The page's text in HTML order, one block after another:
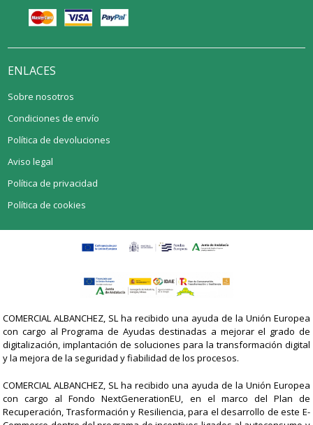
ENLACES
Sobre nosotros
Condiciones de envío
Política de devoluciones
Aviso legal
Política de privacidad
Política de cookies
COMERCIAL ALBANCHEZ, SL ha recibido una ayuda de la Unión Europea
con cargo al Programa de Ayudas destinadas a mejorar el grado de
digitalización, implantación de soluciones para la transformación digital
y la mejora de la seguridad y fiabilidad de los procesos.
COMERCIAL ALBANCHEZ, SL ha recibido una ayuda de la Unión Europea
con cargo al Fondo NextGenerationEU, en el marco del Plan de
Recuperación, Trasformación y Resiliencia, para el desarrollo de este E-